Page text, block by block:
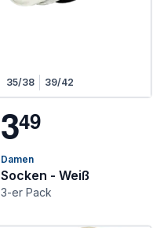
35/38 39/42
349
Damen
Socken - Weiß
3-er Pack